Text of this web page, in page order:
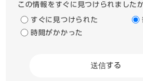
この情報をすぐに見つけられました
すぐに見つけられた
時間がかかった